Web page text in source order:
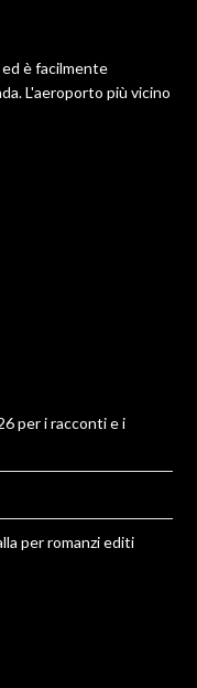
è facilmente
L'aeroporto più vicino
per i racconti e i
per romanzi editi